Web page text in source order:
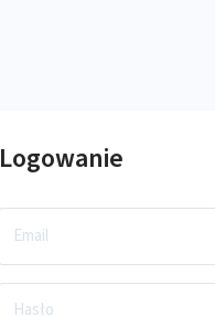
Logowanie